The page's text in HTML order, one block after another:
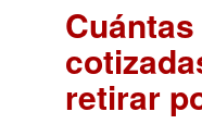
retirar